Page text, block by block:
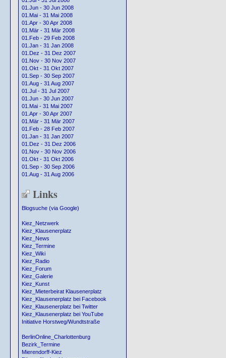
01.Jun - 30 Jun 2008
01.Mai - 31 Mai 2008
01.Apr - 30 Apr 2008
01.Mär - 31 Mär 2008
01.Feb - 29 Feb 2008
01.Jan - 31 Jan 2008
01.Dez - 31 Dez 2007
01.Nov - 30 Nov 2007
01.Okt - 31 Okt 2007
01.Sep - 30 Sep 2007
01.Aug - 31 Aug 2007
01.Jul - 31 Jul 2007
01.Jun - 30 Jun 2007
01.Mai - 31 Mai 2007
01.Apr - 30 Apr 2007
01.Mär - 31 Mär 2007
01.Feb - 28 Feb 2007
01.Jan - 31 Jan 2007
01.Dez - 31 Dez 2006
01.Nov - 30 Nov 2006
01.Okt - 31 Okt 2006
01.Sep - 30 Sep 2006
01.Aug - 31 Aug 2006
Links
Blogsuche (via Google)
Kiez_Netzwerk
Kiez_Klausenerplatz
Kiez_News
Kiez_Termine
Kiez_Wiki
Kiez_Radio
Kiez_Forum
Kiez_Galerie
Kiez_Kunst
Kiez_Mieterbeirat Klausenerplatz
Kiez_Klausenerplatz bei Facebook
Kiez_Klausenerplatz bei Twitter
Kiez_Klausenerplatz bei YouTube
Initiative Horstweg/Wundtstraße
BerlinOnline_Charlottenburg
Bezirk_Termine
Mierendorff-Kiez